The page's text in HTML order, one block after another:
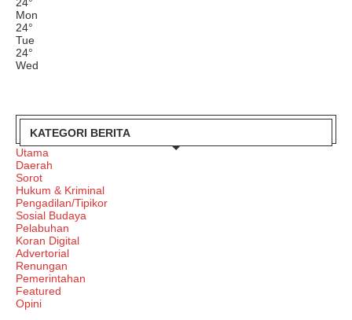
Mon
24°
Tue
24°
Wed
KATEGORI BERITA
Utama
Daerah
Sorot
Hukum & Kriminal
Pengadilan/Tipikor
Sosial Budaya
Pelabuhan
Koran Digital
Advertorial
Renungan
Pemerintahan
Featured
Opini